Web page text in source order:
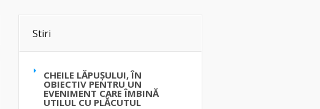
Stiri
CHEILE LĂPUȘULUI, ÎN
OBIECTIV PENTRU UN
EVENIMENT CARE ÎMBINĂ
UTILUL CU PLĂCUTUL